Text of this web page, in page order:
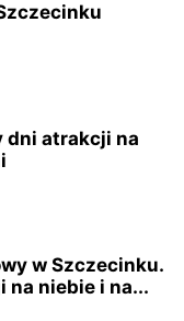
dni atrakcji na
w Szczecinku.
na niebie i na...